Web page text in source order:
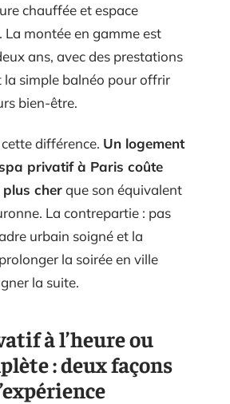
chauffée et espace
La montée en gamme est
ans, avec des prestations
la simple balnéo pour offrir
bien-être.
différence. Un logement
privatif à Paris coûte
cherque son équivalent
La contrepartie : pas
urbain soigné et la
la soirée en ville
la suite.
à l’heure ou
: deux façons